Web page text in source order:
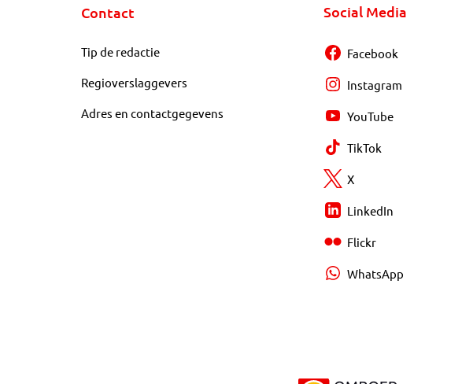
Contact
Tip de redactie
Regioverslaggevers
Adres en contactgegevens
Social Media
Facebook
Instagram
YouTube
TikTok
X
LinkedIn
Flickr
WhatsApp